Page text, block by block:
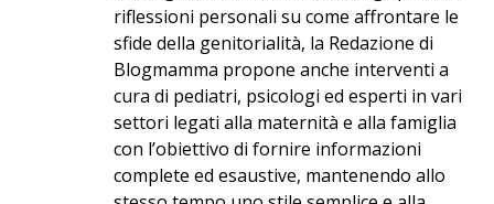
riflessioni personali su come affrontare le
sfide della genitorialità, la Redazione di
Blogmamma propone anche interventi a
cura di pediatri, psicologi ed esperti in vari
settori legati alla maternità e alla famiglia
con l’obiettivo di fornire informazioni
complete ed esaustive, mantenendo allo